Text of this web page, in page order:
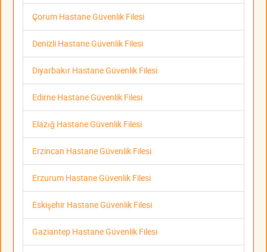
Çorum Hastane Güvenlik Filesi
Denizli Hastane Güvenlik Filesi
Diyarbakır Hastane Güvenlik Filesi
Edirne Hastane Güvenlik Filesi
Elazığ Hastane Güvenlik Filesi
Erzincan Hastane Güvenlik Filesi
Erzurum Hastane Güvenlik Filesi
Eskişehir Hastane Güvenlik Filesi
Gaziantep Hastane Güvenlik Filesi